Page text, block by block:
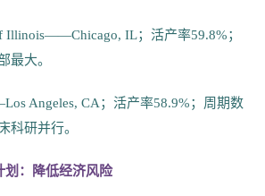
Illinois——Chicago, IL；活产率59.8%；
最大。
Angeles, CA；活产率58.9%；周期数
科研并行。
划：降低经济风险